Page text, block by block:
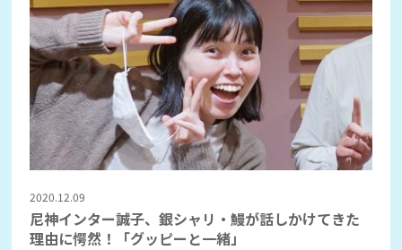
2020.12.09
尼神インター誠子、銀シャリ・鰻が話しかけてきた
理由に愕然！「グッピーと一緒」